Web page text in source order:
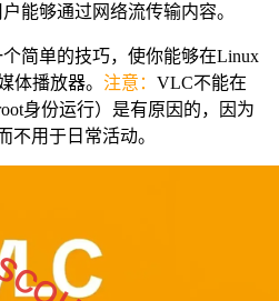
能够通过网络流传输内容。
简单的技巧，使你能够在Linux
体播放器。 注意： VLC不能在
身份运行）是有原因的，因为
不用于日常活动。